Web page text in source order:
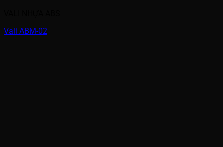
Vali ABM-02